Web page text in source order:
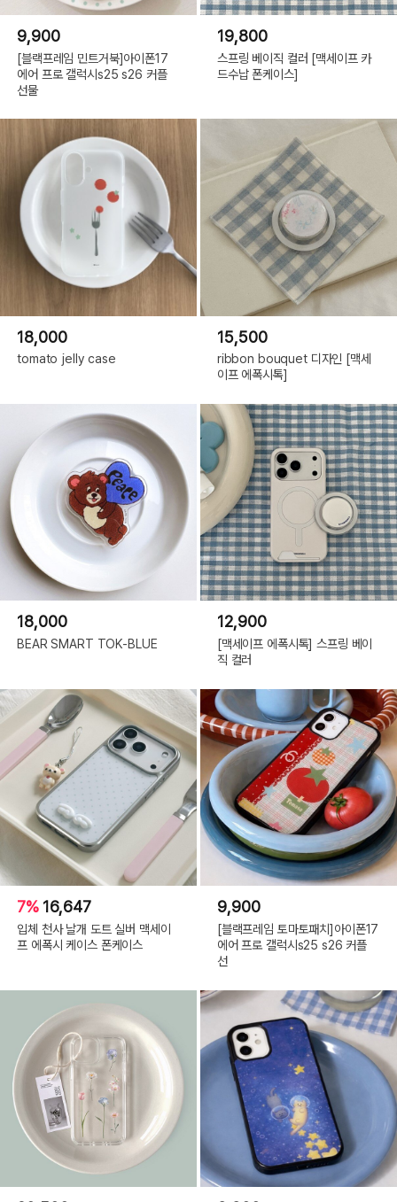
9,900
[블랙프레임 민트거북]아이폰17
에어 프로 갤럭시s25 s26 커플
선물
19,800
스프링 베이직 컬러 [맥세이프 카
드수납 폰케이스]
18,000
tomato jelly case
15,500
ribbon bouquet 디자인 [맥세
이프 에폭시톡]
18,000
BEAR SMART TOK-BLUE
12,900
[맥세이프 에폭시톡] 스프링 베이
직 컬러
7% 16,647
입체 천사 날개 도트 실버 맥세이
프 에폭시 케이스 폰케이스
9,900
[블랙프레임 토마토패치]아이폰17
에어 프로 갤럭시s25 s26 커플
선